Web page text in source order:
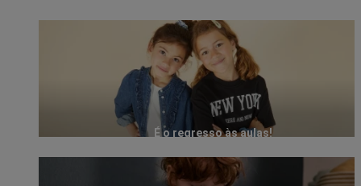
É o regresso às aulas!